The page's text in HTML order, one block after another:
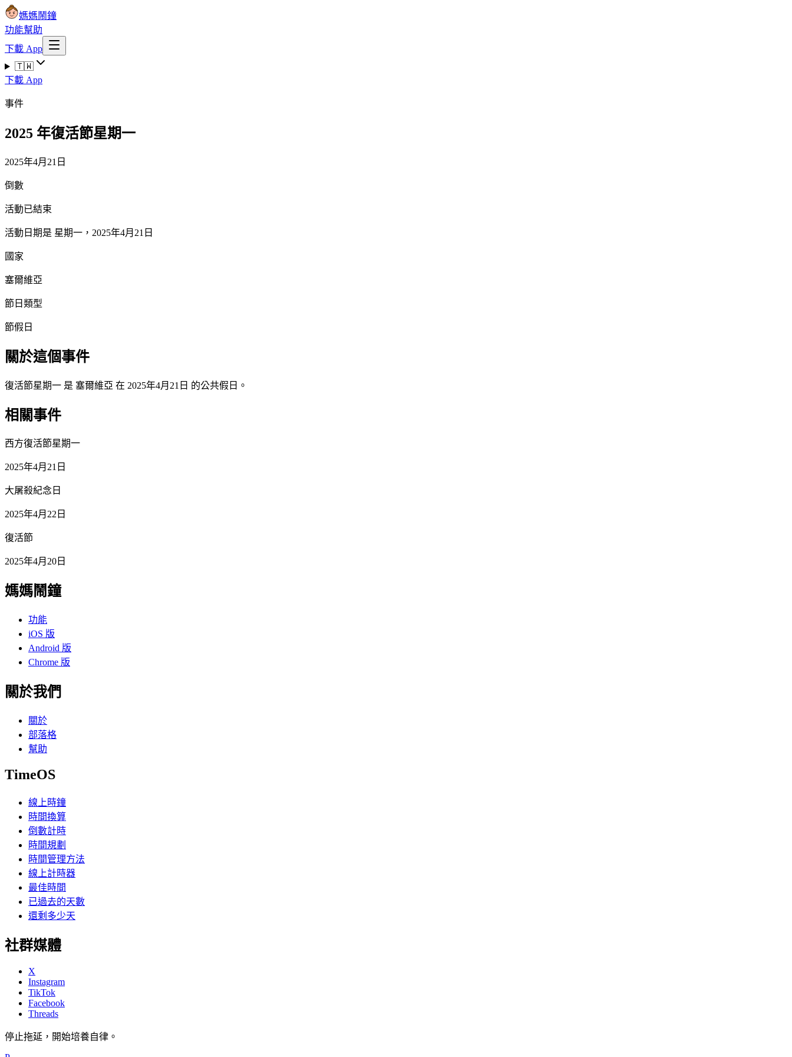
媽媽鬧鐘
功能幫助
下載 App
🇹🇼
下載 App
事件
2025 年復活節星期一
2025年4月21日
倒數
活動已結束
活動日期是 星期一，2025年4月21日
國家
塞爾維亞
節日類型
節假日
關於這個事件
復活節星期一 是 塞爾維亞 在 2025年4月21日 的公共假日。
相關事件
西方復活節星期一
2025年4月21日
大屠殺紀念日
2025年4月22日
復活節
2025年4月20日
媽媽鬧鐘
功能
iOS 版
Android 版
Chrome 版
關於我們
關於
部落格
幫助
TimeOS
線上時鐘
時間換算
倒數計時
時間規劃
時間管理方法
線上計時器
最佳時間
已過去的天數
還剩多少天
社群媒體
X
Instagram
TikTok
Facebook
Threads
停止拖延，開始培養自律。